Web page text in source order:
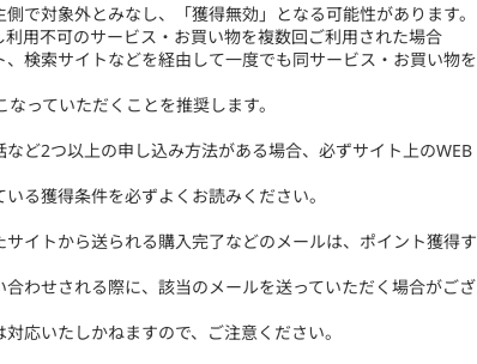
で対象外とみなし、「獲得無効」となる可能性があります。
利用不可のサービス・お買い物を複数回ご利用された場合
、検索サイトなどを経由して一度でも同サービス・お買い物を
っていただくことを推奨します。
ど2つ以上の申し込み方法がある場合、必ずサイト上のWEB
る獲得条件を必ずよくお読みください。
イトから送られる購入完了などのメールは、ポイント獲得す
わせされる際に、該当のメールを送っていただく場合がござ
応いたしかねますので、ご注意ください。